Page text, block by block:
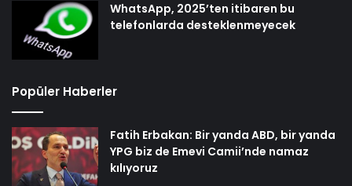
WhatsApp, 2025’ten itibaren bu
telefonlarda desteklenmeyecek
Popüler Haberler
Fatih Erbakan: Bir yanda ABD, bir yanda
YPG biz de Emevi Camii’nde namaz
kılıyoruz